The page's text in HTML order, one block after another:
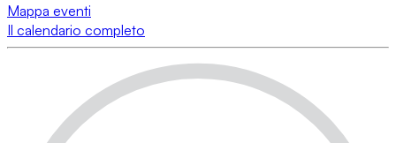
Mappa eventi
Il calendario completo